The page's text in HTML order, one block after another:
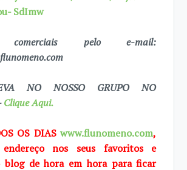
SdImw
comerciais pelo e-mail:
NO NOSSO GRUPO NO
Clique Aqui.
OS DIASwww.flunomeno.com,
nos seus favoritos e
blog dehora em hora para ficar